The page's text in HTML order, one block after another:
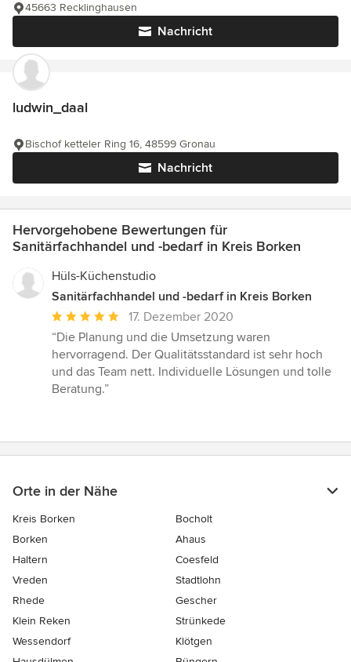
Nachricht
45663 Recklinghausen
ludwin_daal
Nachricht
Bischof ketteler Ring 16, 48599 Gronau
Hervorgehobene Bewertungen für
Sanitärfachhandel und -bedarf in Kreis Borken
Hüls-Küchenstudio
Sanitärfachhandel und -bedarf in Kreis Borken
Durchschnittliche
Bewertung:
5
von
5
17. Dezember 2020
“Die Planung und die Umsetzung waren
hervorragend. Der Qualitätsstandard ist sehr hoch
und das Team nett. Individuelle Lösungen und tolle
Beratung.”
Orte in der Nähe
Kreis Borken
Bocholt
Borken
Ahaus
Haltern
Coesfeld
Vreden
Stadtlohn
Rhede
Gescher
Klein Reken
Strünkede
Wessendorf
Klötgen